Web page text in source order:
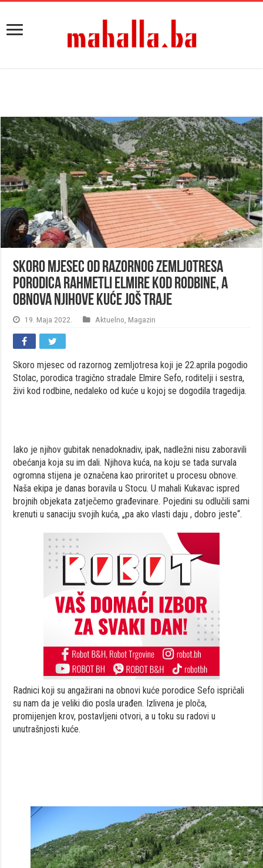
Skoro mjesec od razornog zemljotresa
porodica rahmetli Elmire kod rodbine, a
obnova njihove kuće još traje
19. Maja 2022. Aktuelno Magazin
Skoro mjesec od razornog zemljotresa koji je 22.aprila pogodio
Stolac, porodica tragično stradale Elmire Sefo, roditelji i sestra,
živi kod rodbine, nedaleko od kuće u kojoj se dogodila tragedija.
Iako je njihov gubitak nenadoknadiv, ipak, nadležni nisu zaboravili
obećanja koja su im dali. Njihova kuća, na koju se tada survala
ogromna stijena je označena kao priroritet u procesu obnove.
Naša ekipa je danas boravila u Stocu. U mahali Kukavac ispred
brojnih objekata zatječemo građevinare. Pojedini su odlučili sami
krenuti u sanaciju svojih kuća, „pa ako vlasti daju , dobro jeste“.
Radnici koji su angažirani na obnovi kuće porodice Sefo ispričali
su nam da je veliki dio posla urađen. Izlivena je ploča,
promijenjen krov, postavljeni otvori, a u toku su radovi u
unutrašnjosti kuće.